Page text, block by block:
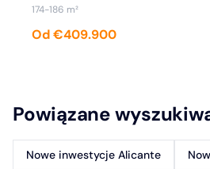
174-186 m²
Od €409.900
Powiązane
Nowe inwestycje Alicante